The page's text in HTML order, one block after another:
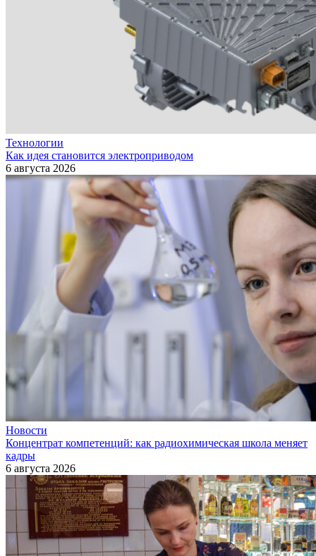
Технологии
Как идея становится электроприводом
6 августа 2026
Новости
Концентрат компетенций: как радиохимическая школа меняет
кадры
6 августа 2026